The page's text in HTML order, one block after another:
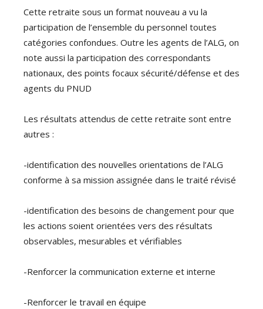
Cette retraite sous un format nouveau a vu la
participation de l’ensemble du personnel toutes
catégories confondues. Outre les agents de l’ALG, on
note aussi la participation des correspondants
nationaux, des points focaux sécurité/défense et des
agents du PNUD
Les résultats attendus de cette retraite sont entre
autres :
-identification des nouvelles orientations de l’ALG
conforme à sa mission assignée dans le traité révisé
-identification des besoins de changement pour que
les actions soient orientées vers des résultats
observables, mesurables et vérifiables
-Renforcer la communication externe et interne
-Renforcer le travail en équipe